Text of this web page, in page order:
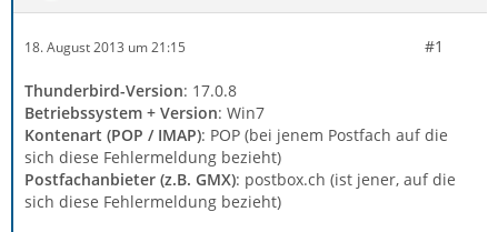
18. August 2013 um 21:15 #1
Thunderbird-Version: 17.0.8
Betriebssystem + Version: Win7
Kontenart (POP / IMAP): POP (bei jenem Postfach auf die
sich diese Fehlermeldung bezieht)
Postfachanbieter (z.B. GMX): postbox.ch (ist jener, auf die
sich diese Fehlermeldung bezieht)